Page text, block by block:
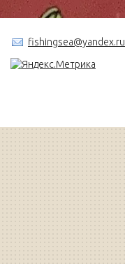
fishingsea@yandex.ru